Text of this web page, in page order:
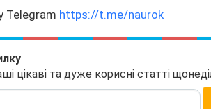
Telegram https://t.me/naurok
цікаві та дуже корисні статті